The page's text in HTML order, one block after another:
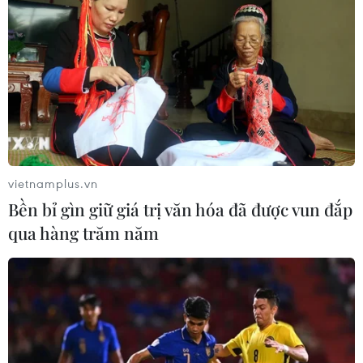
vực tim mạch, mở ra cơ hội nghiên cứu, đào tạo và ứng
dụng công nghệ y học tiên tiến.
vietnamplus.vn
Bền bỉ gìn giữ giá trị văn hóa đã được vun đắp
qua hàng trăm năm